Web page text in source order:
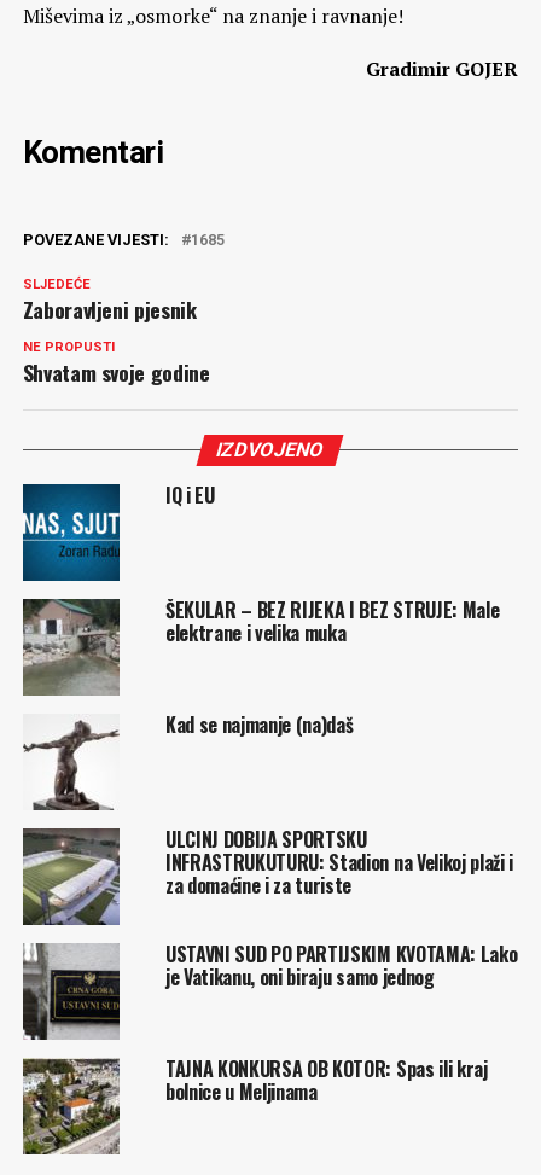
Miševima iz „osmorke“ na znanje i ravnanje!
Gradimir GOJER
Komentari
POVEZANE VIJESTI: 1685
SLJEDEĆE
Zaboravljeni pjesnik
NE PROPUSTI
Shvatam svoje godine
IZDVOJENO
IQ i EU
ŠEKULAR – BEZ RIJEKA I BEZ STRUJE: Male
elektrane i velika muka
Kad se najmanje (na)daš
ULCINJ DOBIJA SPORTSKU
INFRASTRUKUTURU: Stadion na Velikoj plaži i
za domaćine i za turiste
USTAVNI SUD PO PARTIJSKIM KVOTAMA: Lako
je Vatikanu, oni biraju samo jednog
TAJNA KONKURSA OB KOTOR: Spas ili kraj
bolnice u Meljinama